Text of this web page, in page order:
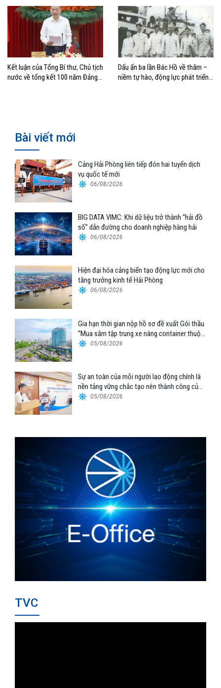
Kết luận của Tổng Bí thư, Chủ tịch
nước về tổng kết 100 năm Đảng
Dấu ấn ba lần Bác Hồ về thăm –
niềm tự hào, động lực phát triển
Bài viết mới
Cảng Hải Phòng liên tiếp đón hai tuyến dịch
vụ quốc tế mới
06/08/2026
BIG DATA VIMC: Khi dữ liệu trở thành “hải đồ
số” dẫn đường cho doanh nghiệp hàng hải
06/08/2026
Hiện đại hóa cảng biển tạo động lực mới cho
tăng trưởng kinh tế Hải Phòng
06/08/2026
Gia hạn thời gian nộp hồ sơ đề xuất Gói thầu
“Mua sắm tập trung xe nâng container thuộc
Tổng công ty Hàng hải Việt Nam – CTCP”
05/08/2026
Sự an toàn của mỗi người lao động chính là
nền tảng vững chắc tạo nên thành công của
Cảng Đà Nẵng
05/08/2026
TVC